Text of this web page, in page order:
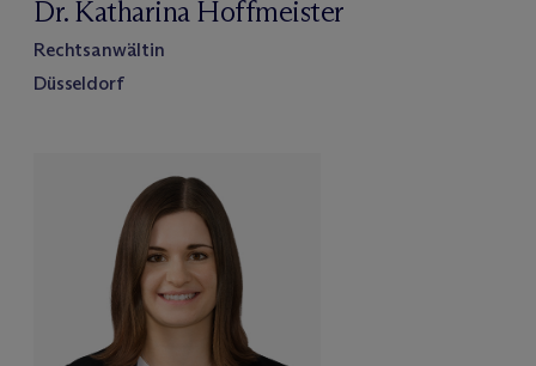
Dr. Katharina Hoffmeister
Rechtsanwältin
Düsseldorf